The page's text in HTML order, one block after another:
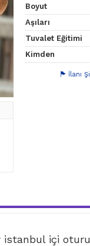
Boyut
Aşıları
Tuvalet Eğitimi
Kimden
İlanı
istanbul içi